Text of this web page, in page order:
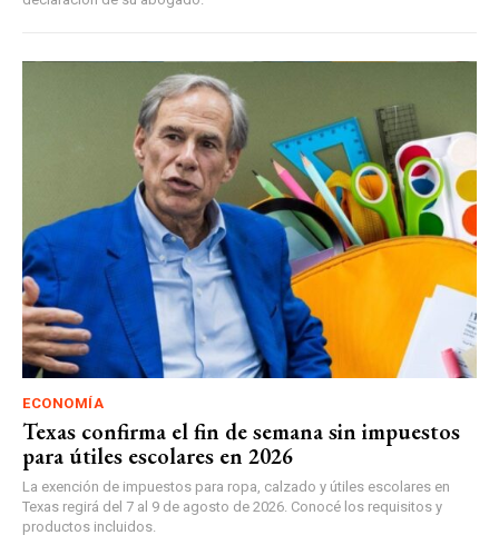
ECONOMÍA
Texas confirma el fin de semana sin impuestos
para útiles escolares en 2026
La exención de impuestos para ropa, calzado y útiles escolares en
Texas regirá del 7 al 9 de agosto de 2026. Conocé los requisitos y
productos incluidos.